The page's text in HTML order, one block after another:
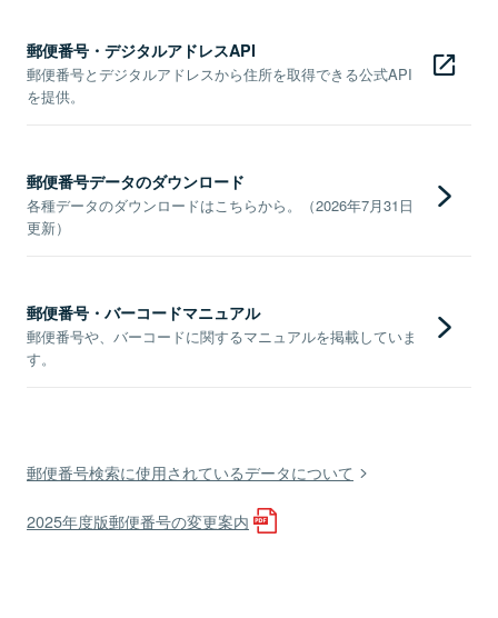
郵便番号・デジタルアドレスAPI
郵便番号とデジタルアドレスから住所を取得できる公式API
を提供。
郵便番号データのダウンロード
各種データのダウンロードはこちらから。（2026年7月31日
更新）
郵便番号・バーコードマニュアル
郵便番号や、バーコードに関するマニュアルを掲載していま
す。
郵便番号検索に使用されているデータについて
2025年度版郵便番号の変更案内